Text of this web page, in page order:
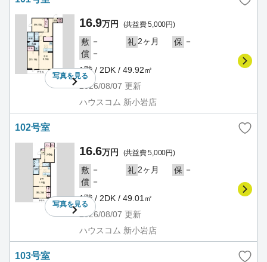
写真を見る
16.9万円 (共益費 5,000円)
敷 － 礼 2ヶ月 保 －
償 －
1階 / 2DK / 49.92㎡
2026/08/07 更新
ハウスコム 新小岩店
102号室
写真を見る
16.6万円 (共益費 5,000円)
敷 － 礼 2ヶ月 保 －
償 －
1階 / 2DK / 49.01㎡
2026/08/07 更新
ハウスコム 新小岩店
103号室